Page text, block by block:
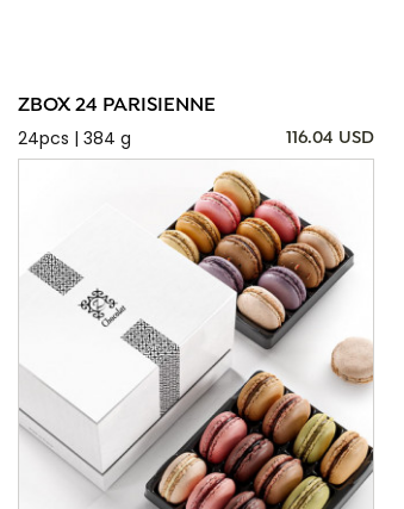
ZBOX 24 PARISIENNE
24pcs | 384 g
116.04 USD